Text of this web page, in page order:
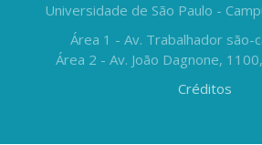
Universidade de São Paulo -
Área 1 - Av. Trabalhador são-
Área 2 - Av. João Dagnone,
Créditos